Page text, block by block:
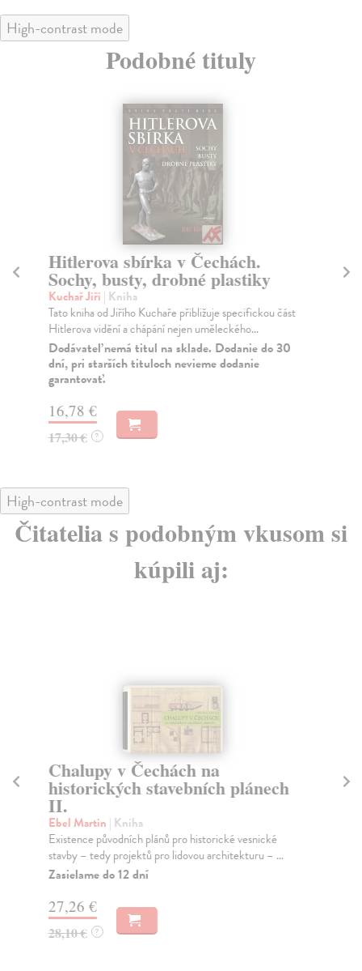
High-contrast mode
Podobné tituly
Hitlerova sbírka v Čechách.
Sochy, busty, drobné plastiky
Kuchař Jiří | Kniha
Tato kniha od Jiřího Kuchaře přibližuje specifickou část
Hitlerova vidění a chápání nejen uměleckého...
Dodávateľ nemá titul na sklade. Dodanie do 30
dní, pri starších tituloch nevieme dodanie
garantovať.
16,78 €
17,30 € ?
High-contrast mode
Čitatelia s podobným vkusom si
kúpili aj:
Chalupy v Čechách na
historických stavebních plánech
II.
Ebel Martin | Kniha
Existence původních plánů pro historické vesnické
stavby – tedy projektů pro lidovou architekturu – ...
Zasielame do 12 dní
27,26 €
28,10 € ?